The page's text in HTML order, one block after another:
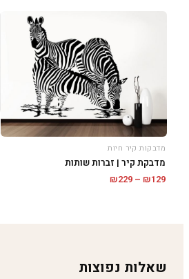
מדבקות קיר חיות
מדבקת קיר | זברות שותות
₪129
–
₪229
שאלות נפוצות